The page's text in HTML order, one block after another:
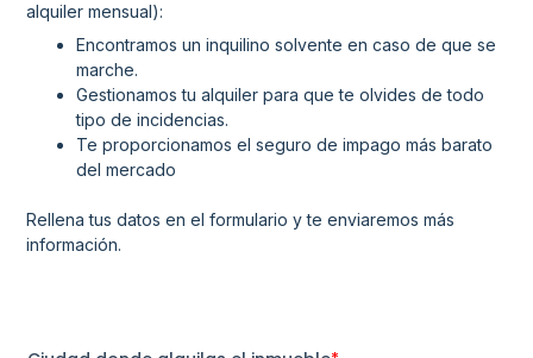
alquiler mensual):
Encontramos un inquilino solvente en caso de que se
marche.
Gestionamos tu alquiler para que te olvides de todo
tipo de incidencias.
Te proporcionamos el seguro de impago más barato
del mercado
Rellena tus datos en el formulario y te enviaremos más
información.